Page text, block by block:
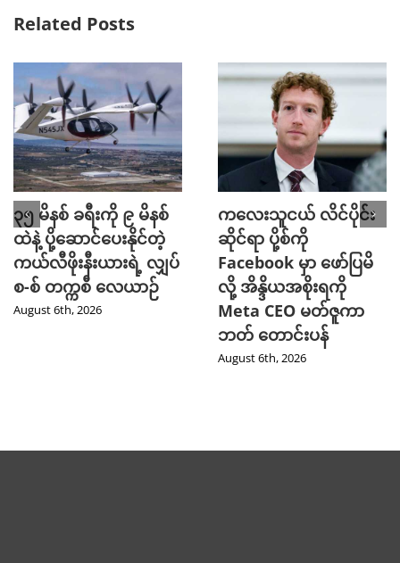
Related Posts
၃၅ မိနစ် ခရီးကို ၉ မိနစ်
ထဲနဲ့ ပို့ဆောင်ပေးနိုင်တဲ့
ကယ်လီဖိုးနီးယားရဲ့ လျှပ်
စ-စ် တက္ကစီ လေယာဉ်
August 6th, 2026
ကလေးသူငယ် လိင်ပိုင်း
ဆိုင်ရာ ပို့စ်ကို
Facebook မှာ ဖော်ပြမိ
လို့ အိန္ဒိယအစိုးရကို
Meta CEO မတ်ဇူကာ
ဘတ် တောင်းပန်
August 6th, 2026